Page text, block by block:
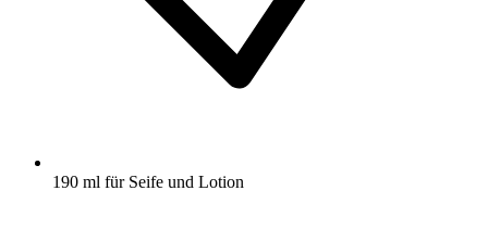
190 ml für Seife und Lotion